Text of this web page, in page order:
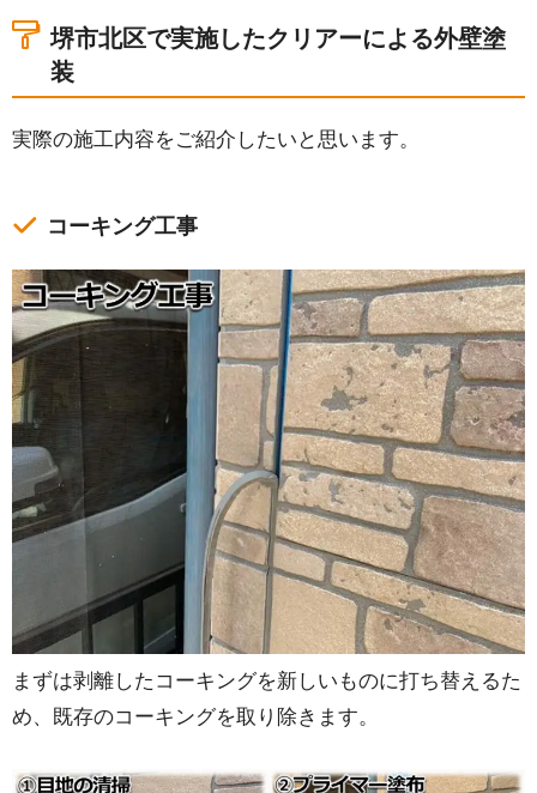
堺市北区で実施したクリアーによる外壁塗
装
実際の施工内容をご紹介したいと思います。
コーキング工事
まずは剥離したコーキングを新しいものに打ち替えるた
め、既存のコーキングを取り除きます。